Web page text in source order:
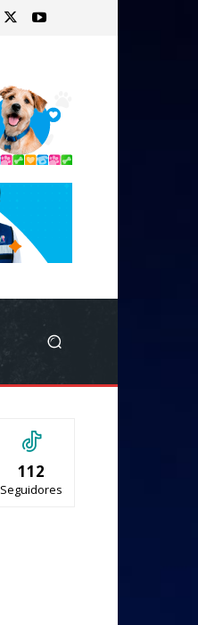
112
Seguidores